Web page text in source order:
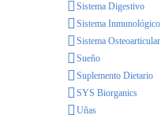
Sistema Digestivo
Sistema Inmunológico
Sistema Osteoarticular
Sueño
Suplemento Dietario
SYS Biorganics
Uñas